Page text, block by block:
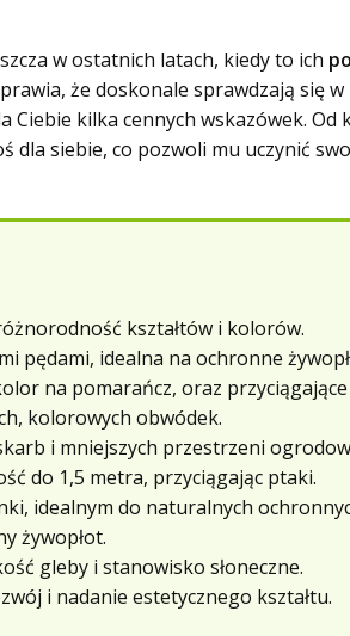
w ostatnich latach, kiedy to ich
że doskonale sprawdzają się
kilka cennych wskazówek. Od
dla siebie, co pozwoli mu uczynić
kształtów i kolorów.
pędami, idealna na ochronne
na pomarańcz, oraz przyciągające
kolorowych obwódek.
i mniejszych przestrzeni
do 1,5 metra, przyciągając ptaki.
idealnym do naturalnych
żywopłot.
gleby i stanowisko słoneczne.
i nadanie estetycznego kształtu.